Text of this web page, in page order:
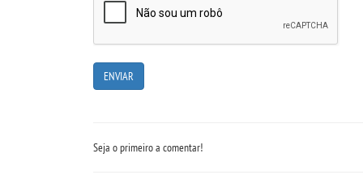
Seja o primeiro a comentar!